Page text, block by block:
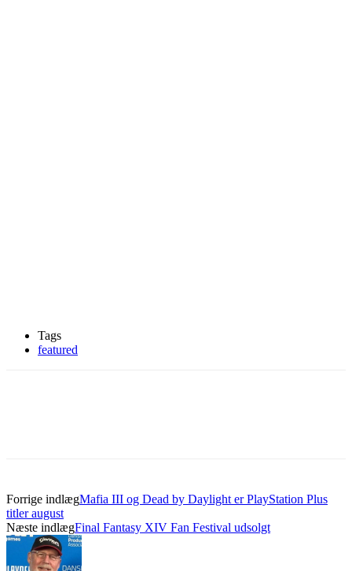
Tags
featured
Forrige indlægMafia III og Dead by Daylight er PlayStation Plus
titler august
Næste indlægFinal Fantasy XIV Fan Festival udsolgt